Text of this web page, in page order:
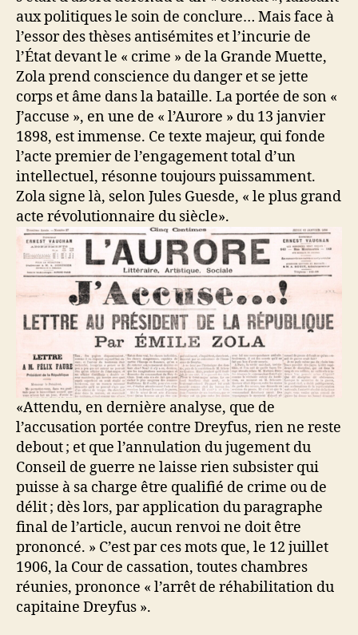
aux politiques le soin de conclure… Mais face à
l’essor des thèses antisémites et l’incurie de
l’État devant le « crime » de la Grande Muette,
Zola prend conscience du danger et se jette
corps et âme dans la bataille. La portée de son «
J’accuse », en une de « l’Aurore » du 13 janvier
1898, est immense. Ce texte majeur, qui fonde
l’acte premier de l’engagement total d’un
intellectuel, résonne toujours puissamment.
Zola signe là, selon Jules Guesde, « le plus grand
acte révolutionnaire du siècle».
«Attendu, en dernière analyse, que de
l’accusation portée contre Dreyfus, rien ne reste
debout ; et que l’annulation du jugement du
Conseil de guerre ne laisse rien subsister qui
puisse à sa charge être qualifié de crime ou de
délit ; dès lors, par application du paragraphe
final de l’article, aucun renvoi ne doit être
prononcé. » C’est par ces mots que, le 12 juillet
1906, la Cour de cassation, toutes chambres
réunies, prononce « l’arrêt de réhabilitation du
capitaine Dreyfus ».